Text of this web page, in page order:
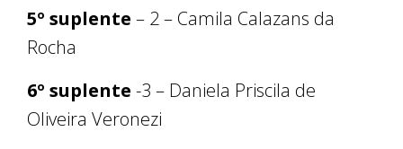
5º suplente – 2 – Camila Calazans da
Rocha
6º suplente -3 – Daniela Priscila de
Oliveira Veronezi